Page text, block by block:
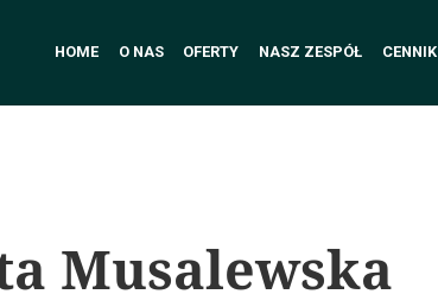
HOME O NAS OFERTY NASZ ZESPÓŁ CENNIK
Musalewska